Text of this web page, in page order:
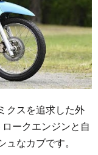
クスを追求した外
ークエンジンと自
なカブです。